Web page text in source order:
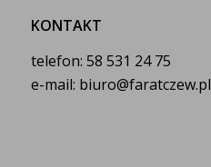
KONTAKT
telefon: 58 531 24 75
e-mail: biuro@faratczew.pl